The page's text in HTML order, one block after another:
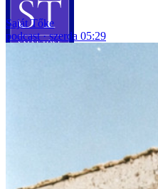
Saját Tőke
podcast
szerda 05:29